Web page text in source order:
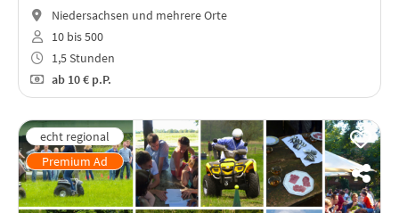
Niedersachsen und mehrere Orte
10 bis 500
1,5 Stunden
ab10 € p.P.